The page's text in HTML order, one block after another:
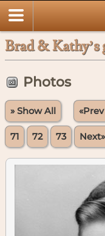
Brad & Kathy’s
Photos
» Show All «Prev
71 72 73 Next»